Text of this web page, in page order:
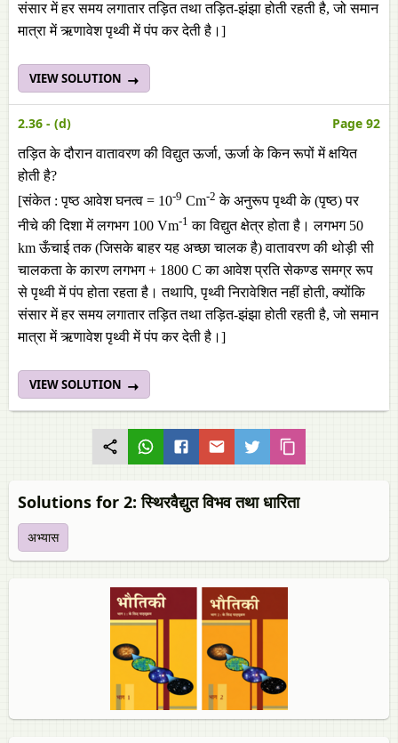
संसार में हर समय लगातार तड़ित तथा तड़ित-झंझा होती रहती है, जो समान
मात्रा में ऋणावेश पृथ्वी में पंप कर देती है।]
VIEW SOLUTION
2.36 - (d) Page 92
तड़ित के दौरान वातावरण की विद्युत ऊर्जा, ऊर्जा के किन रूपों में क्षयित
होती है?
[संकेत : पृष्ठ आवेश घनत्व = 10-9 Cm-2 के अनुरूप पृथ्वी के (पृष्ठ) पर
नीचे की दिशा में लगभग 100 Vm-1 का विद्युत क्षेत्र होता है। लगभग 50
km ऊँचाई तक (जिसके बाहर यह अच्छा चालक है) वातावरण की थोड़ी सी
चालकता के कारण लगभग + 1800 C का आवेश प्रति सेकण्ड समग्र रूप
से पृथ्वी में पंप होता रहता है। तथापि, पृथ्वी निरावेशित नहीं होती, क्योंकि
संसार में हर समय लगातार तड़ित तथा तड़ित-झंझा होती रहती है, जो समान
मात्रा में ऋणावेश पृथ्वी में पंप कर देती है।]
VIEW SOLUTION
Solutions for 2: स्थिरवैद्युत विभव तथा धारिता
अभ्यास